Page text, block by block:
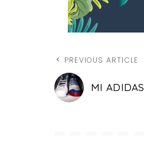
PREVIOUS ARTICLE
MI ADIDAS